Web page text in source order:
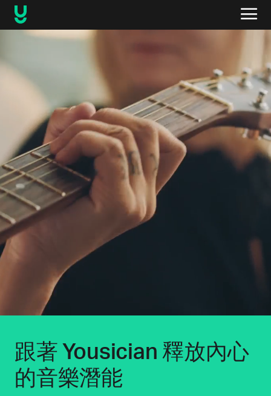
跟著 Yousician 釋放內心
的音樂潛能